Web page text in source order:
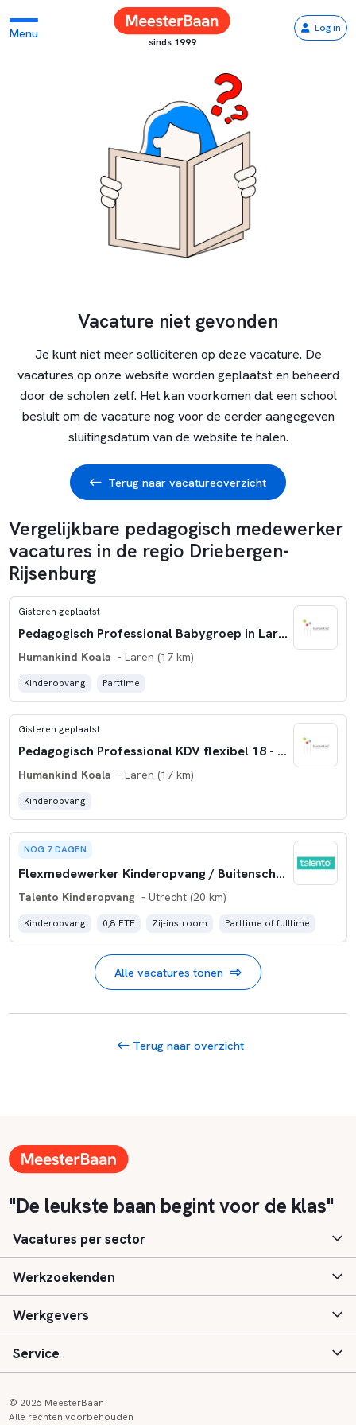
Menu
sinds 1999
Log in
Vacature niet gevonden
Je kunt niet meer solliciteren op deze vacature. De
vacatures op onze website worden geplaatst en beheerd
door de scholen zelf. Het kan voorkomen dat een school
besluit om de vacature nog voor de eerder aangegeven
sluitingsdatum van de website te halen.
Terug naar vacatureoverzicht
Vergelijkbare pedagogisch medewerker
vacatures in de regio Driebergen-
Rijsenburg
Gisteren geplaatst
Pedagogisch Professional Babygroep in Laren
Humankind Koala - Laren (17 km)
Kinderopvang Parttime
Gisteren geplaatst
Pedagogisch Professional KDV flexibel 18 - 27 uur 't Gooi
Humankind Koala - Laren (17 km)
Kinderopvang
NOG 7 DAGEN
Flexmedewerker Kinderopvang / Buitenschoolse Opvang
Talento Kinderopvang - Utrecht (20 km)
Kinderopvang 0,8 FTE Zij-instroom Parttime of fulltime
Alle vacatures tonen
Terug naar overzicht
"De leukste baan begint voor de klas"
Vacatures per sector
Basisonderwijs
Speciaal (basis) onderwijs
Voortgezet onderwijs
Werkzoekenden
Aanmelden
Vacatures
Werkgevers
Inloggen
Service
© 2026 MeesterBaan
Alle rechten voorbehouden